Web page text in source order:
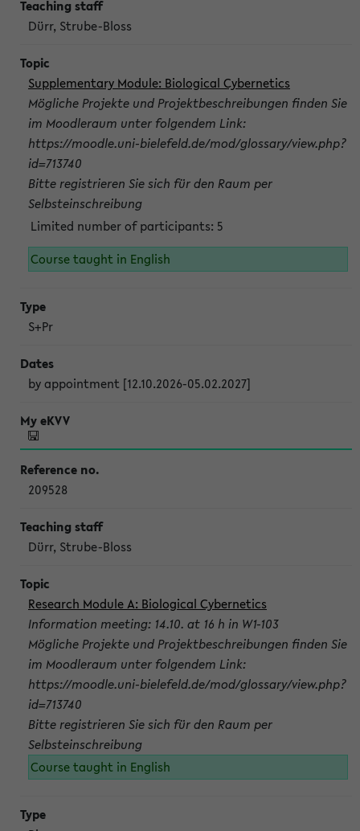
Dürr, Strube-Bloss
Supplementary Module: Biological Cybernetics
Mögliche Projekte und Projektbeschreibungen finden Sie
im Moodleraum unter folgendem Link:
https://moodle.uni-bielefeld.de/mod/glossary/view.php?
id=713740
Bitte registrieren Sie sich für den Raum per
Selbsteinschreibung
Limited number of participants: 5
Course taught in English
S+Pr
by appointment [12.10.2026-05.02.2027]
209528
Dürr, Strube-Bloss
Research Module A: Biological Cybernetics
Information meeting: 14.10. at 16 h in W1-103
Mögliche Projekte und Projektbeschreibungen finden Sie
im Moodleraum unter folgendem Link:
https://moodle.uni-bielefeld.de/mod/glossary/view.php?
id=713740
Bitte registrieren Sie sich für den Raum per
Selbsteinschreibung
Course taught in English